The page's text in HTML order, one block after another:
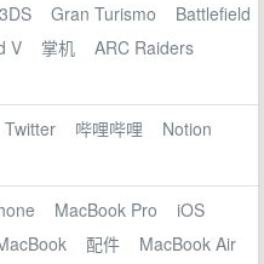
3DS Gran Turismo
Battlefield
V 掌机
ARC Raiders
Twitter 哔哩哔哩
Notion
MacBook Pro
iOS
配件
MacBook Air